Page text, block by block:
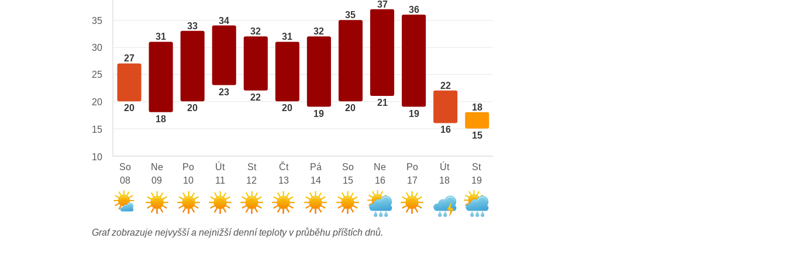
27
20
31
18
33
20
34
23
32
22
31
20
32
19
35
20
37
21
36
19
22
16
18
15
35
30
25
20
15
10
So
08
Ne
09
Po
10
Út
11
St
12
Čt
13
Pá
14
So
15
Ne
16
Po
17
Út
18
St
19
Graf zobrazuje nejvyšší a nejnižší denní teploty v průběhu příštích dnů.